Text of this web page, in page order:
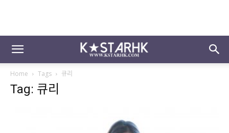
Home Tags 큐리
Tag: 큐리